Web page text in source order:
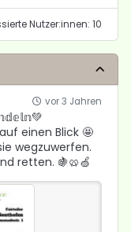
Nutzer:innen: 10
vor 3 Jahren
einen Blick 🤩
wegzuwerfen.
retten. 🍇🥨🍏